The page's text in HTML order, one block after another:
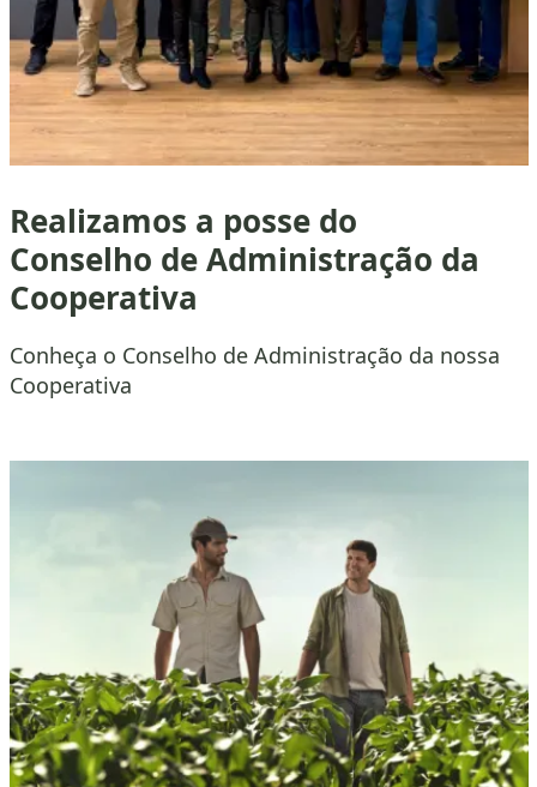
Realizamos a posse do
Conselho de Administração da
Cooperativa
Conheça o Conselho de Administração da nossa
Cooperativa